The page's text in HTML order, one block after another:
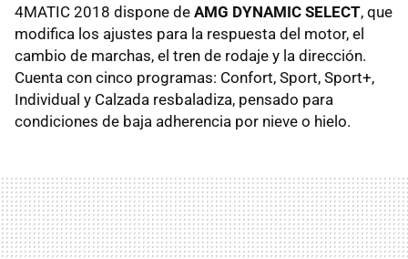
4MATIC 2018 dispone de AMG DYNAMIC SELECT, que
modifica los ajustes para la respuesta del motor, el
cambio de marchas, el tren de rodaje y la dirección.
Cuenta con cinco programas: Confort, Sport, Sport+,
Individual y Calzada resbaladiza, pensado para
condiciones de baja adherencia por nieve o hielo.